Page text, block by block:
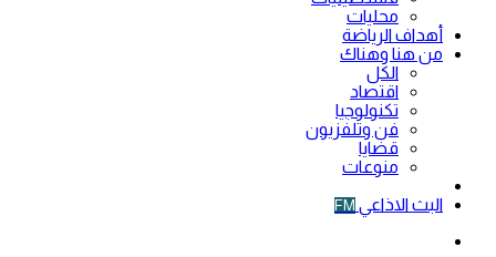
محليات
أهداف الرياضة
من هنا وهناك
الكل
اقتصاد
تكنولوجيا
فن وتلفزيون
قضايا
منوعات
البث الاذاعي FM